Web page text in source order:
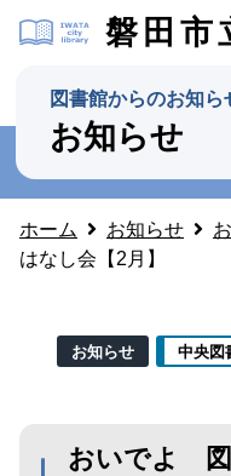
磐田市
図書館からのお知ら
お知らせ
ホーム お知らせ
はなし会【2月】
お知らせ 中央図
おいでよ 図